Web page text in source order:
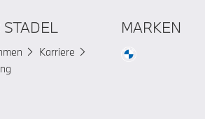
STADEL
Karriere
MARKEN